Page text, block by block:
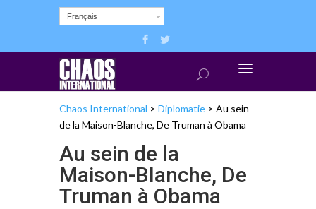
Français
Chaos International > Diplomatie > Au sein
de la Maison-Blanche, De Truman à Obama
Au sein de la
Maison-Blanche, De
Truman à Obama